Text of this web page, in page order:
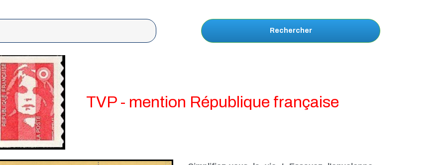
Rechercher
TVP - mention République française